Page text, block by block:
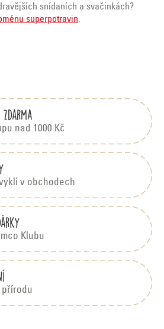
snídaních a svačinkách?
superpotravin.
nad 1000 Kč
v obchodech
Klubu
přírodu